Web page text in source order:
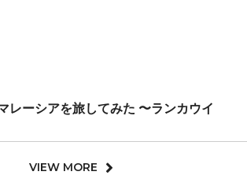
レーシアを旅してみた 〜ランカウイ
VIEW MORE